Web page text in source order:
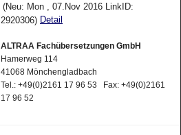
(Neu: Mon , 07.Nov 2016 LinkID:
2920306) Detail
ALTRAA Fachübersetzungen GmbH
Hamerweg 114
41068 Mönchengladbach
Tel.: +49(0)2161 17 96 53 Fax: +49(0)2161
17 96 52